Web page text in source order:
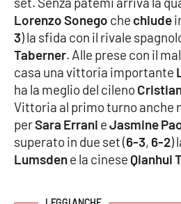
EDIZIONI
LOCALI
Catanzaro
Crotone
Vibo Valentia
Lorenzo Sonego che chiude
3) la sfida con il rivale
Taberner. Alle prese con il
casa una vittoria importante
ha la meglio del cileno
Vittoria al primo turno anche
perSara Errani eJasmine
superato in due set (6-3, 6-2)
Lumsdene la cineseQianhui